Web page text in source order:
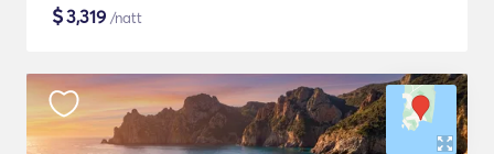
$3,319 /natt